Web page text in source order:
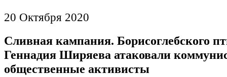
20 Октября 2020
Сливная кампания. Борисоглебского
Геннадия Ширяева атаковали
общественные активисты